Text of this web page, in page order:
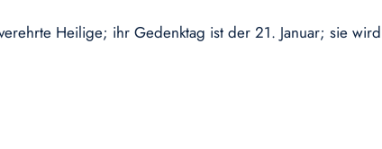
Heilige; ihr Gedenktag ist der 21. Januar; sie